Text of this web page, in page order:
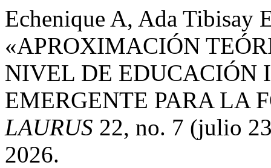
Echenique A, Ada Tibisay
«APROXIMACIÓN
NIVEL DE EDUCACIÓN
EMERGENTE PARA LA
LAURUS 22, no. 7 (julio
2026.